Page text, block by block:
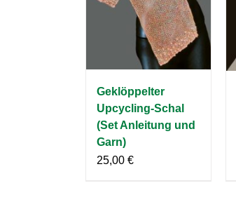
Geklöppelter
Upcycling-Schal
(Set Anleitung und
Garn)
25,00 €